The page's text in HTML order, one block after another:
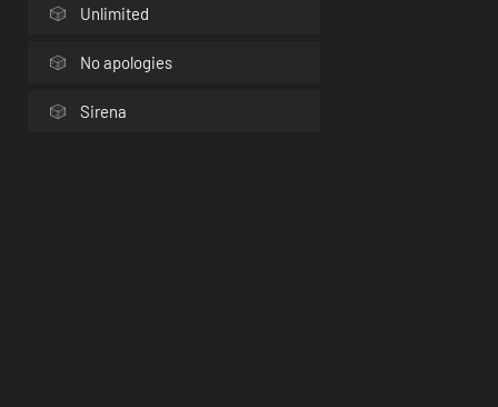
Unlimited
No apologies
Sirena